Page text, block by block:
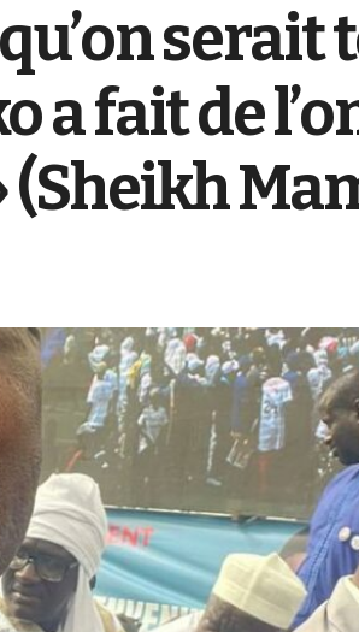
qu’on
a fait de
(Sheikh